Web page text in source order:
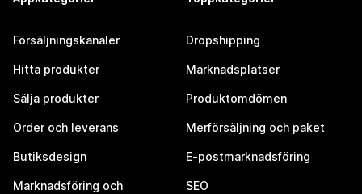
Försäljningskanaler
Hitta produkter
Sälja produkter
Order och leverans
Butiksdesign
Marknadsföring och
Dropshipping
Marknadsplatser
Produktomdömen
Merförsäljning och paket
E-postmarknadsföring
SEO